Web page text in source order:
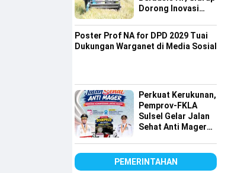
Dorong Inovasi
Poster Prof NA for DPD 2029 Tuai
Dukungan Warganet di Media Sosial
Perkuat Kerukunan,
Pemprov-FKLA
Sulsel Gelar Jalan
Sehat Anti Mager
Lintas Agama
PEMERINTAHAN